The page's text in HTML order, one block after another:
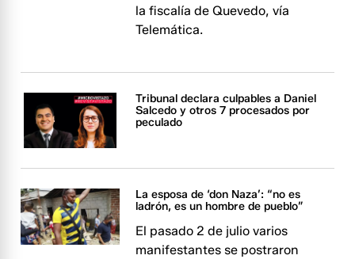
la fiscalía de Quevedo, vía
Telemática.
Tribunal declara culpables a Daniel
Salcedo y otros 7 procesados por
peculado
La esposa de ‘don Naza’: “no es
ladrón, es un hombre de pueblo”
El pasado 2 de julio varios
manifestantes se postraron